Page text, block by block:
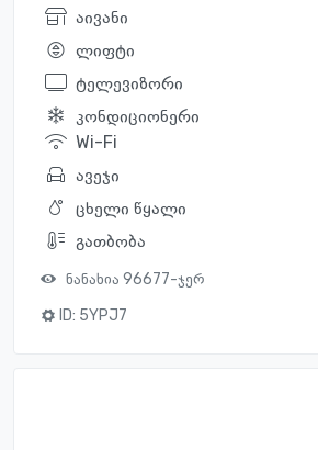
აივანი
ლიფტი
ტელევიზორი
კონდიციონერი
Wi-Fi
ავეჯი
ცხელი წყალი
გათბობა
ნანახია 96677-ჯერ
ID: 5YPJ7